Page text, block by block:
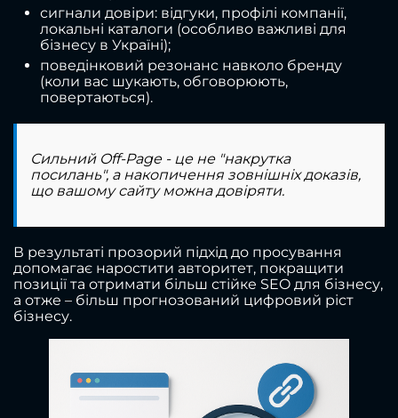
сигнали довіри: відгуки, профілі компанії,
локальні каталоги (особливо важливі для
бізнесу в Україні);
поведінковий резонанс навколо бренду
(коли вас шукають, обговорюють,
повертаються).
Сильний Off-Page - це не "накрутка
посилань", а накопичення зовнішніх доказів,
що вашому сайту можна довіряти.
В результаті прозорий підхід до просування
допомагає наростити авторитет, покращити
позиції та отримати більш стійке SEO для бізнесу,
а отже – більш прогнозований цифровий ріст
бізнесу.